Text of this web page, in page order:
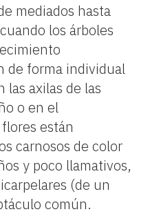
mediados hasta
los árboles
de forma individual
las axilas de las
o en el
están
carnosos de color
y poco llamativos,
(de un
común.